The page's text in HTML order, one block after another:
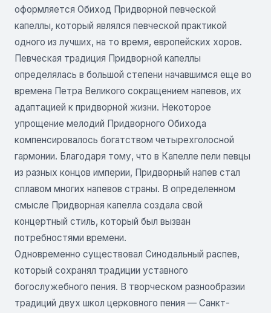
оформляется Обиход Придворной певческой
капеллы, который являлся певческой практикой
одного из лучших, на то время, европейских хоров.
Певческая традиция Придворной капеллы
определялась в большой степени начавшимся еще во
времена Петра Великого сокращением напевов, их
адаптацией к придворной жизни. Некоторое
упрощение мелодий Придворного Обихода
компенсировалось богатством четырехголосной
гармонии. Благодаря тому, что в Капелле пели певцы
из разных концов империи, Придворный напев стал
сплавом многих напевов страны. В определенном
смысле Придворная капелла создала свой
концертный стиль, который был вызван
потребностями времени.
Одновременно существовал Синодальный распев,
который сохранял традиции уставного
богослужебного пения. В творческом разнообразии
традиций двух школ церковного пения — Санкт-